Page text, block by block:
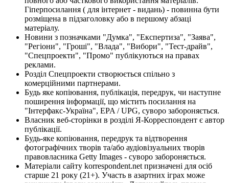
Гіперпосилання ( для інтернет - видань) - повинна бути
розміщена в підзаголовку або в першому абзаці
матеріалу.
Новини з позначками "Думка", "Експертиза", "Заява",
"Регіони", "Гроші", "Влада", "Вибори", "Тест-драйв",
"Спецпроекти", "Промо" публікуються на правах
реклами.
Розділ Спецпроекти створюється спільно з
комерційними партнерами.
Будь яке копіювання, публікація, передрук, чи наступне
поширення інформації, що містить посилання на
"Інтерфакс-Україна", EPA / UPG, суворо забороняється.
Власник веб-сторінки в розділі Я-Корреспондент є автор
публікації.
Будь-яке копіювання, передрук та відтворення
фотографічних творів та/або аудіовізуальних творів
правовласника Getty Images - суворо забороняється.
Матеріали сайту korrespondent.net призначені для осіб
старше 21 року (21+). Участь в азартних іграх може